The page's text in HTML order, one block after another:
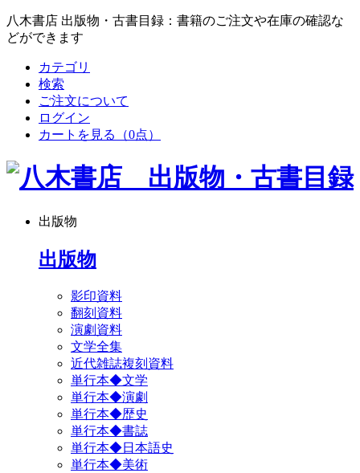
八木書店 出版物・古書目録：書籍のご注文や在庫の確認な
どができます
カテゴリ
検索
ご注文について
ログイン
カートを見る
（0点）
出版物
出版物
影印資料
翻刻資料
演劇資料
文学全集
近代雑誌複刻資料
単行本◆文学
単行本◆演劇
単行本◆歴史
単行本◆書誌
単行本◆日本語史
単行本◆美術